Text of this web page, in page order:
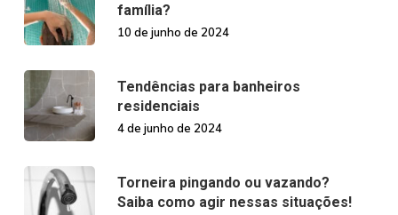
família?
10 de junho de 2024
Tendências para banheiros
residenciais
4 de junho de 2024
Torneira pingando ou vazando?
Saiba como agir nessas situações!